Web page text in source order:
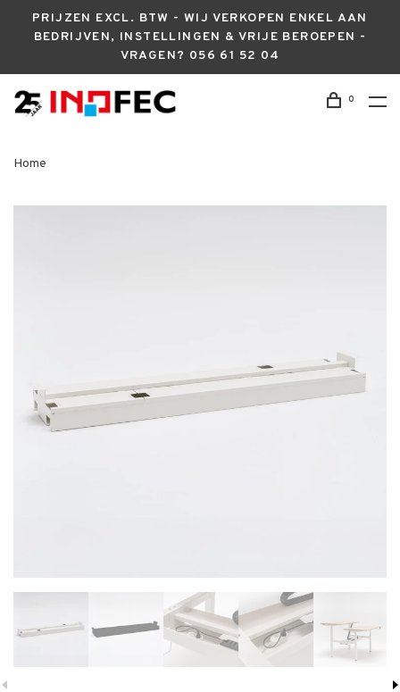
PRIJZEN EXCL. BTW - WIJ VERKOPEN ENKEL AAN
BEDRIJVEN, INSTELLINGEN & VRIJE BEROEPEN -
VRAGEN? 056 61 52 04
0
Home